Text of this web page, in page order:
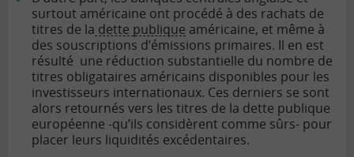
surtout américaine ont procédé à des rachats de
titres de la dette publique américaine, et même à
des souscriptions d’émissions primaires. Il en est
résulté une réduction substantielle du nombre de
titres obligataires américains disponibles pour les
investisseurs internationaux. Ces derniers se sont
alors retournés vers les titres de la dette publique
européenne -qu’ils considèrent comme sûrs- pour
placer leurs liquidités excédentaires.